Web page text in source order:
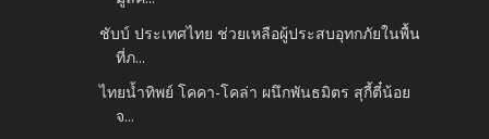
ชับบ์ ประเทศไทย ช่วยเหลือผู้ประสบอุทกภัยในพื้น
ที่ภ...
ไทยน้ำทิพย์ โคคา-โคล่า ผนึกพันธมิตร สุกี้ตี๋น้อย
จ...